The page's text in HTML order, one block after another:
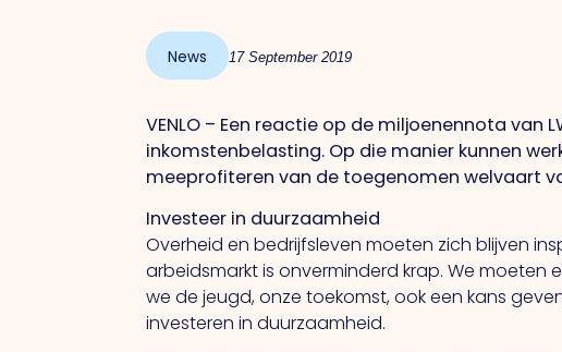
News 17 September 2019
VENLO – Een reactie op de miljoenennota van
inkomstenbelasting. Op die manier kunnen
meeprofiteren van de toegenomen welvaart
Investeer in duurzaamheid
Overheid en bedrijfsleven moeten zich blijven
arbeidsmarkt is onverminderd krap. We moeten
we de jeugd, onze toekomst, ook een kans
investeren in duurzaamheid.